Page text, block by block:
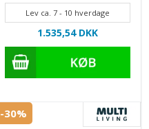
Lev ca. 7 - 10 hverdage
1.535,54 DKK
-30%